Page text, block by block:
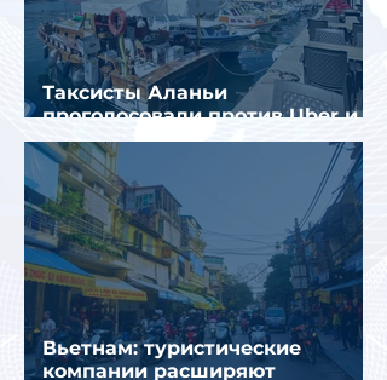
Таксисты Аланьи
проголосовали против Uber и
Yandex Go
Вьетнам: туристические
компании расширяют